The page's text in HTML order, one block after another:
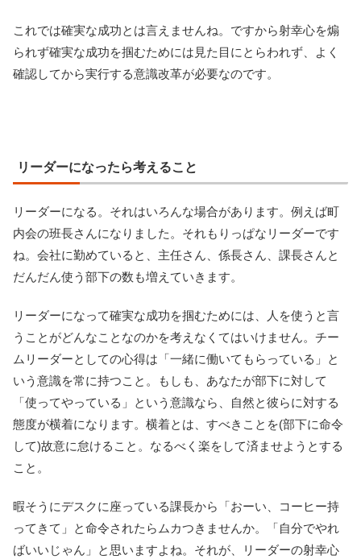
これでは確実な成功とは言えませんね。ですから射幸心を煽
られず確実な成功を掴むためには見た目にとらわれず、よく
確認してから実行する意識改革が必要なのです。
リーダーになったら考えること
リーダーになる。それはいろんな場合があります。例えば町
内会の班長さんになりました。それもりっぱなリーダーです
ね。会社に勤めていると、主任さん、係長さん、課長さんと
だんだん使う部下の数も増えていきます。
リーダーになって確実な成功を掴むためには、人を使うと言
うことがどんなことなのかを考えなくてはいけません。チー
ムリーダーとしての心得は「一緒に働いてもらっている」と
いう意識を常に持つこと。もしも、あなたが部下に対して
「使ってやっている」という意識なら、自然と彼らに対する
態度が横着になります。横着とは、すべきことを(部下に命令
して)故意に怠けること。なるべく楽をして済ませようとする
こと。
暇そうにデスクに座っている課長から「おーい、コーヒー持
ってきて」と命令されたらムカつきませんか。「自分でやれ
ばいいじゃん」と思いますよね。それが、リーダーの射幸心